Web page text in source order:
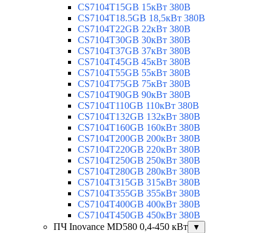
CS7104T15GB 15кВт 380В
CS7104T18.5GB 18,5кВт 380В
CS7104T22GB 22кВт 380В
CS7104T30GB 30кВт 380В
CS7104T37GB 37кВт 380В
CS7104T45GB 45кВт 380В
CS7104T55GB 55кВт 380В
CS7104T75GB 75кВт 380В
CS7104T90GB 90кВт 380В
CS7104T110GB 110кВт 380В
CS7104T132GB 132кВт 380В
CS7104T160GB 160кВт 380В
CS7104T200GB 200кВт 380В
CS7104T220GB 220кВт 380В
CS7104T250GB 250кВт 380В
CS7104T280GB 280кВт 380В
CS7104T315GB 315кВт 380В
CS7104T355GB 355кВт 380В
CS7104T400GB 400кВт 380В
CS7104T450GB 450кВт 380В
ПЧ Inovance MD580 0,4-450 кВт
▼